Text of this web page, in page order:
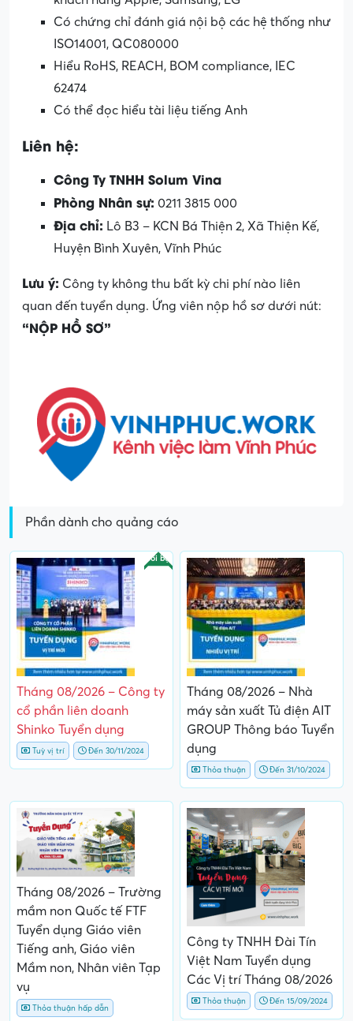
Có chứng chỉ đánh giá nội bộ các hệ thống như
ISO14001, QC080000
Hiểu RoHS, REACH, BOM compliance, IEC
62474
Có thể đọc hiểu tài liệu tiếng Anh
Liên hệ:
Công Ty TNHH Solum Vina
Phòng Nhân sự: 0211 3815 000
Địa chỉ: Lô B3 – KCN Bá Thiện 2, Xã Thiện Kế,
Huyện Bình Xuyên, Vĩnh Phúc
Lưu ý: Công ty không thu bất kỳ chi phí nào liên
quan đến tuyển dụng. Ứng viên nộp hồ sơ dưới nút:
“NỘP HỒ SƠ”
Phần dành cho quảng cáo
Nổi bật
Tháng 08/2026 – Công ty
cổ phần liên doanh
Shinko Tuyển dụng
Tuỳ vị trí Đến 30/11/2024
Tháng 08/2026 – Nhà
máy sản xuất Tủ điện AIT
GROUP Thông báo Tuyển
dụng
Thỏa thuận Đến 31/10/2024
Tháng 08/2026 – Trường
mầm non Quốc tế FTF
Tuyển dụng Giáo viên
Tiếng anh, Giáo viên
Mầm non, Nhân viên Tạp
vụ
Thỏa thuận hấp dẫn
Công ty TNHH Đài Tín
Việt Nam Tuyển dụng
Các Vị trí Tháng 08/2026
Thỏa thuận Đến 15/09/2024